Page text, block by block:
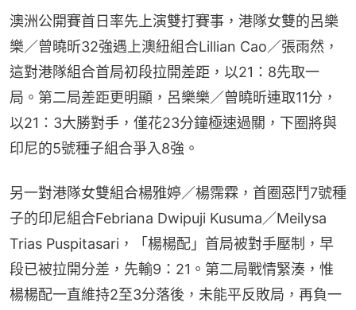
澳洲公開賽首日率先上演雙打賽事，港隊女雙的呂樂
樂／曾曉昕32強遇上澳紐組合Lillian Cao／張雨然，
這對港隊組合首局初段拉開差距，以21：8先取一
局。第二局差距更明顯，呂樂樂／曾曉昕連取11分，
以21：3大勝對手，僅花23分鐘極速過關，下圈將與
印尼的5號種子組合爭入8強。
另一對港隊女雙組合楊雅婷／楊霈霖，首圈惡鬥7號種
子的印尼組合Febriana Dwipuji Kusuma／Meilysa
Trias Puspitasari，「楊楊配」首局被對手壓制，早
段已被拉開分差，先輸9：21。第二局戰情緊湊，惟
楊楊配一直維持2至3分落後，未能平反敗局，再負一